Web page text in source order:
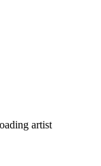
artist